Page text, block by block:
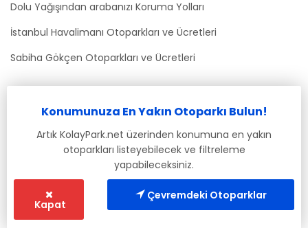
Dolu Yağışından arabanızı Koruma Yolları
İstanbul Havalimanı Otoparkları ve Ücretleri
Sabiha Gökçen Otoparkları ve Ücretleri
© 2019-2021 Tüm Hakları Saklıdır
Konumunuza En Yakın Otoparkı Bulun!
Artık KolayPark.net üzerinden konumuna en yakın
otoparkları listeyebilecek ve filtreleme
yapabileceksiniz.
Kapat
Çevremdeki Otoparklar